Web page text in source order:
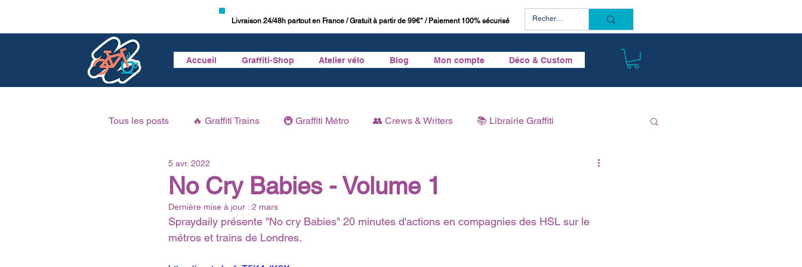
Livraison 24/48h partout en France / Gratuit à partir de 99€* / Paiement 100% sécurisé
Accueil Graffiti-Shop Atelier vélo Blog Mon compte Déco & Custom
Tous les posts 🔥 Graffiti Trains 🚇 Graffiti Métro 👥 Crews & Writers 📚 Librairie Graffiti
🎥 Vidéo Graffiti
No Cry Babies - Volume 1
5 avr. 2022
Dernière mise à jour : 2 mars
Spraydaily présente "No cry Babies" 20 minutes d'actions en compagnies des HSL sur le
métros et trains de Londres.